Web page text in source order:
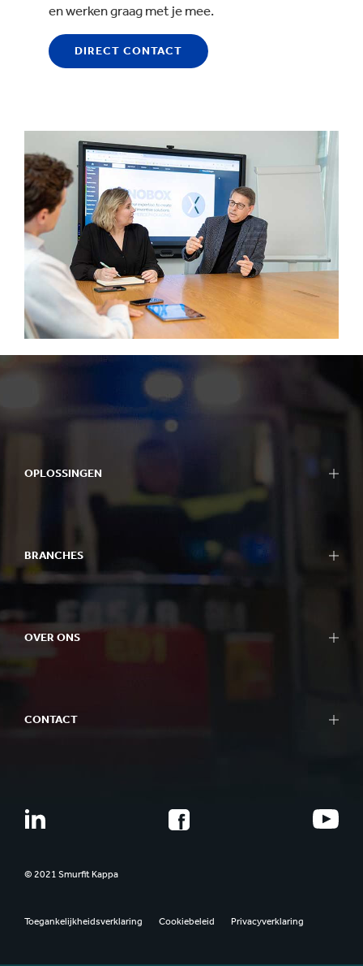
en werken graag met je mee.
DIRECT CONTACT
OPLOSSINGEN
BRANCHES
OVER ONS
CONTACT
© 2021 Smurfit Kappa
Toegankelijkheidsverklaring Cookiebeleid Privacyverklaring